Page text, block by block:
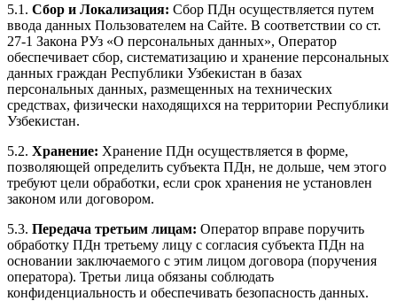
5.1. Сбор и Локализация: Сбор ПДн осуществляется путем
ввода данных Пользователем на Сайте. В соответствии со ст.
27-1 Закона РУз «О персональных данных», Оператор
обеспечивает сбор, систематизацию и хранение персональных
данных граждан Республики Узбекистан в базах
персональных данных, размещенных на технических
средствах, физически находящихся на территории Республики
Узбекистан.
5.2. Хранение: Хранение ПДн осуществляется в форме,
позволяющей определить субъекта ПДн, не дольше, чем этого
требуют цели обработки, если срок хранения не установлен
законом или договором.
5.3. Передача третьим лицам: Оператор вправе поручить
обработку ПДн третьему лицу с согласия субъекта ПДн на
основании заключаемого с этим лицом договора (поручения
оператора). Третьи лица обязаны соблюдать
конфиденциальность и обеспечивать безопасность данных.